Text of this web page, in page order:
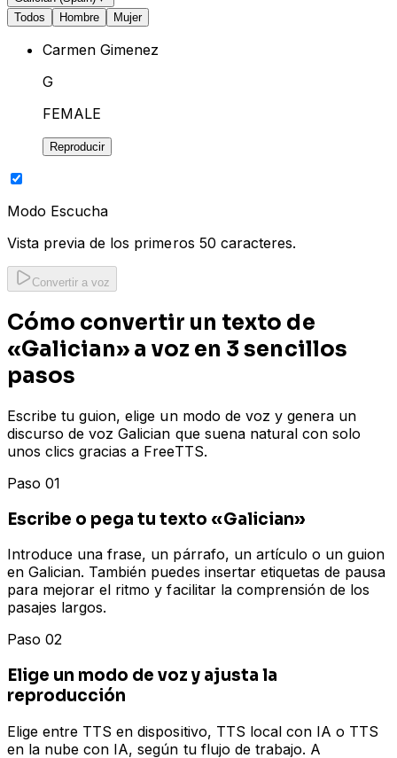
Todos
Hombre Mujer
Carmen Gimenez
G
FEMALE
Reproducir
Modo Escucha
Vista previa de los primeros 50 caracteres.
Convertir a voz
Cómo convertir un texto de
«Galician» a voz en 3 sencillos
pasos
Escribe tu guion, elige un modo de voz y genera un
discurso de voz Galician que suena natural con solo
unos clics gracias a FreeTTS.
Paso 01
Escribe o pega tu texto «Galician»
Introduce una frase, un párrafo, un artículo o un guion
en Galician. También puedes insertar etiquetas de pausa
para mejorar el ritmo y facilitar la comprensión de los
pasajes largos.
Paso 02
Elige un modo de voz y ajusta la
reproducción
Elige entre TTS en dispositivo, TTS local con IA o TTS
en la nube con IA, según tu flujo de trabajo. A